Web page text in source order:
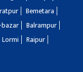
Bemetara
Balrampur
Lormi
Raipur